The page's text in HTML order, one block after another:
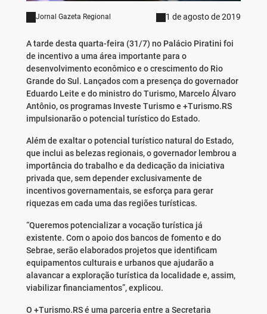
Jornal Gazeta Regional 1 de agosto de 2019
A tarde desta quarta-feira (31/7) no Palácio Piratini foi
de incentivo a uma área importante para o
desenvolvimento econômico e o crescimento do Rio
Grande do Sul. Lançados com a presença do governador
Eduardo Leite e do ministro do Turismo, Marcelo Álvaro
Antônio, os programas Investe Turismo e +Turismo.RS
impulsionarão o potencial turístico do Estado.
Além de exaltar o potencial turístico natural do Estado,
que inclui as belezas regionais, o governador lembrou a
importância do trabalho e da dedicação da iniciativa
privada que, sem depender exclusivamente de
incentivos governamentais, se esforça para gerar
riquezas em cada uma das regiões turísticas.
“Queremos potencializar a vocação turística já
existente. Com o apoio dos bancos de fomento e do
Sebrae, serão elaborados projetos que identificam
equipamentos culturais e urbanos que ajudarão a
alavancar a exploração turística da localidade e, assim,
viabilizar financiamentos”, explicou.
O +Turismo.RS é uma parceria entre a Secretaria